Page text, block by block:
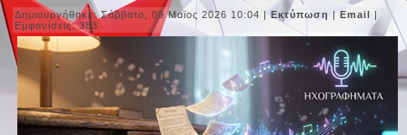
Δημιουργήθηκε: Σάββατο, 09 Μαϊος 2026 10:04 |Εκτύπωση |Email |
Εμφανίσεις: 383